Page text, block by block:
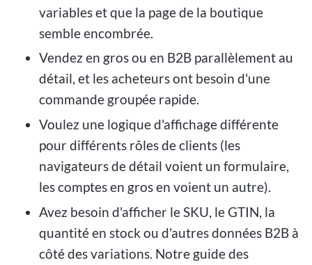
variables et que la page de la boutique
semble encombrée.
Vendez en gros ou en B2B parallèlement au
détail, et les acheteurs ont besoin d'une
commande groupée rapide.
Voulez une logique d'affichage différente
pour différents rôles de clients (les
navigateurs de détail voient un formulaire,
les comptes en gros en voient un autre).
Avez besoin d'afficher le SKU, le GTIN, la
quantité en stock ou d'autres données B2B à
côté des variations. Notre guide des